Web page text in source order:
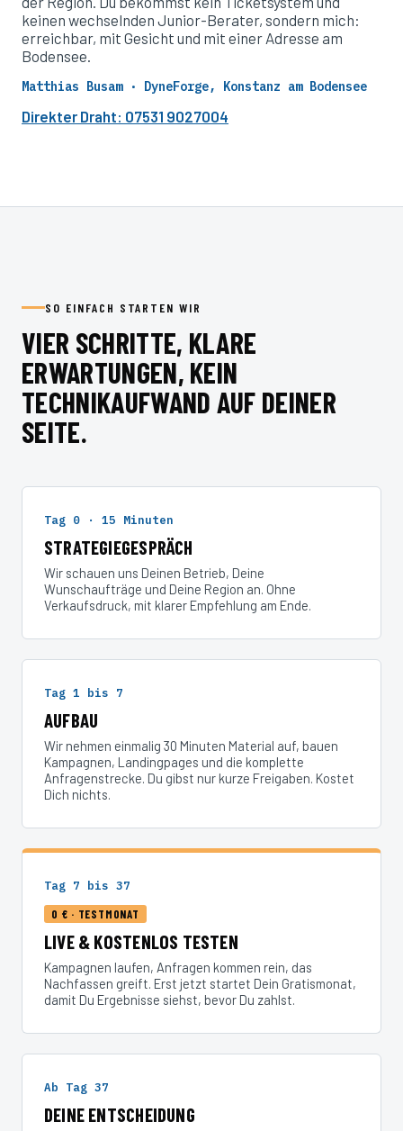
keinen wechselnden Junior-Berater, sondern mich:
erreichbar, mit Gesicht und mit einer Adresse am
Bodensee.
Matthias Busam · DyneForge, Konstanz am Bodensee
Direkter Draht: 07531 9027004
SO EINFACH STARTEN WIR
VIER SCHRITTE, KLARE
ERWARTUNGEN, KEIN
TECHNIKAUFWAND AUF DEINER
SEITE.
Tag 0 · 15 Minuten
STRATEGIEGESPRÄCH
Wir schauen uns Deinen Betrieb, Deine
Wunschaufträge und Deine Region an. Ohne
Verkaufsdruck, mit klarer Empfehlung am Ende.
Tag 1 bis 7
AUFBAU
Wir nehmen einmalig 30 Minuten Material auf, bauen
Kampagnen, Landingpages und die komplette
Anfragenstrecke. Du gibst nur kurze Freigaben. Kostet
Dich nichts.
Tag 7 bis 37
0 € · TESTMONAT
LIVE & KOSTENLOS TESTEN
Kampagnen laufen, Anfragen kommen rein, das
Nachfassen greift. Erst jetzt startet Dein Gratismonat,
damit Du Ergebnisse siehst, bevor Du zahlst.
Ab Tag 37
DEINE ENTSCHEIDUNG